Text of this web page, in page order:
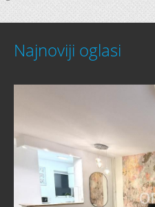
Najnoviji oglasi